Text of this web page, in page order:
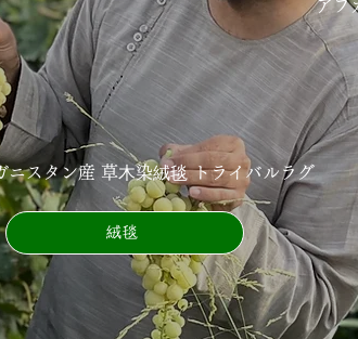
アフ
ニスタン産 草⽊染絨毯 トライバルラグ
絨毯